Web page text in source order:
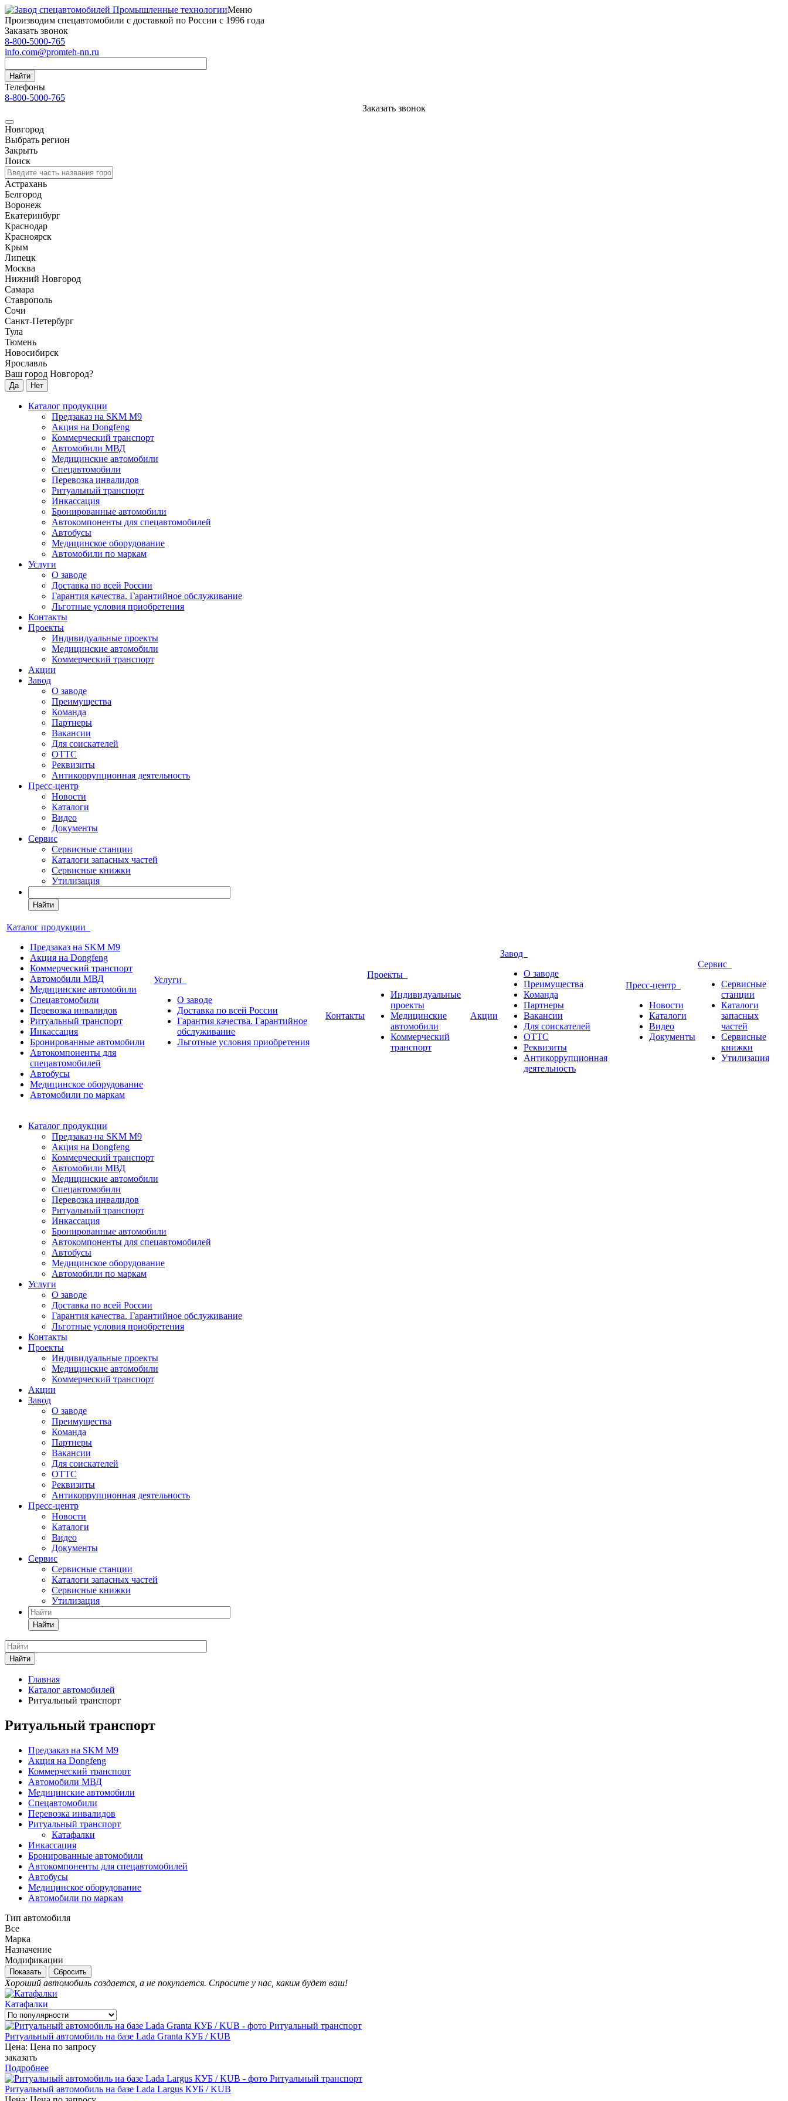
Меню
Производим спецавтомобили с доставкой по России с 1996 года
Заказать звонок
8-800-5000-765
info.com@promteh-nn.ru
Найти
Телефоны
8-800-5000-765
Заказать звонок
Новгород
Выбрать регион
Закрыть
Поиск
Астрахань
Белгород
Воронеж
Екатеринбург
Краснодар
Красноярск
Крым
Липецк
Москва
Нижний Новгород
Самара
Ставрополь
Сочи
Санкт-Петербург
Тула
Тюмень
Новосибирск
Ярославль
Ваш город Новгород?
Да Нет
Каталог продукции
Предзаказ на SKM M9
Акция на Dongfeng
Коммерческий транспорт
Автомобили МВД
Медицинские автомобили
Спецавтомобили
Перевозка инвалидов
Ритуальный транспорт
Инкассация
Бронированные автомобили
Автокомпоненты для спецавтомобилей
Автобусы
Медицинское оборудование
Автомобили по маркам
Услуги
О заводе
Доставка по всей России
Гарантия качества. Гарантийное обслуживание
Льготные условия приобретения
Контакты
Проекты
Индивидуальные проекты
Медицинские автомобили
Коммерческий транспорт
Акции
Завод
О заводе
Преимущества
Команда
Партнеры
Вакансии
Для соискателей
ОТТС
Реквизиты
Антикоррупционная деятельность
Пресс-центр
Новости
Каталоги
Видео
Документы
Сервис
Сервисные станции
Каталоги запасных частей
Сервисные книжки
Утилизация
Найти
Каталог продукции
Предзаказ на SKM M9
Акция на Dongfeng
Коммерческий транспорт
Автомобили МВД
Медицинские автомобили
Спецавтомобили
Перевозка инвалидов
Ритуальный транспорт
Инкассация
Бронированные автомобили
Автокомпоненты для
спецавтомобилей
Автобусы
Медицинское оборудование
Автомобили по маркам
Услуги
О заводе
Доставка по всей России
Гарантия качества. Гарантийное
обслуживание
Льготные условия приобретения
Контакты
Проекты
Индивидуальные
проекты
Медицинские
автомобили
Коммерческий
транспорт
Акции
Завод
О заводе
Преимущества
Команда
Партнеры
Вакансии
Для соискателей
ОТТС
Реквизиты
Антикоррупционная
деятельность
Пресс-центр
Новости
Каталоги
Видео
Документы
Сервис
Сервисные
станции
Каталоги
запасных
частей
Сервисные
книжки
Утилизация
Каталог продукции
Предзаказ на SKM M9
Акция на Dongfeng
Коммерческий транспорт
Автомобили МВД
Медицинские автомобили
Спецавтомобили
Перевозка инвалидов
Ритуальный транспорт
Инкассация
Бронированные автомобили
Автокомпоненты для спецавтомобилей
Автобусы
Медицинское оборудование
Автомобили по маркам
Услуги
О заводе
Доставка по всей России
Гарантия качества. Гарантийное обслуживание
Льготные условия приобретения
Контакты
Проекты
Индивидуальные проекты
Медицинские автомобили
Коммерческий транспорт
Акции
Завод
О заводе
Преимущества
Команда
Партнеры
Вакансии
Для соискателей
ОТТС
Реквизиты
Антикоррупционная деятельность
Пресс-центр
Новости
Каталоги
Видео
Документы
Сервис
Сервисные станции
Каталоги запасных частей
Сервисные книжки
Утилизация
Найти
Найти
Главная
Каталог автомобилей
Ритуальный транспорт
Ритуальный транспорт
Предзаказ на SKM M9
Акция на Dongfeng
Коммерческий транспорт
Автомобили МВД
Медицинские автомобили
Спецавтомобили
Перевозка инвалидов
Ритуальный транспорт
Катафалки
Инкассация
Бронированные автомобили
Автокомпоненты для спецавтомобилей
Автобусы
Медицинское оборудование
Автомобили по маркам
Тип автомобиля
Все
Марка
Назначение
Модификации
Сбросить
Хороший автомобиль создается, а не покупается. Спросите у нас, каким будет ваш!
Катафалки
Ритуальный автомобиль на базе Lada Granta КУБ / KUB
Цена: Цена по запросу
заказать
Подробнее
Ритуальный автомобиль на базе Lada Largus КУБ / KUB